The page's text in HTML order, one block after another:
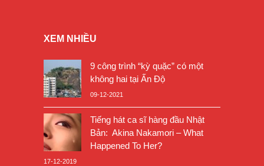
XEM NHIỀU
9 công trình “kỳ quặc” có một
không hai tại Ấn Độ
09-12-2021
Tiếng hát ca sĩ hàng đầu Nhật
Bản: Akina Nakamori – What
Happened To Her?
17-12-2019